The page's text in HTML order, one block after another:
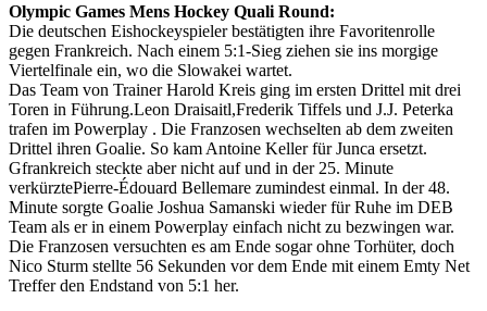
Olympic Games Mens Hockey Quali Round:
Die deutschen Eishockeyspieler bestätigten ihre Favoritenrolle
gegen Frankreich. Nach einem 5:1-Sieg ziehen sie ins morgige
Viertelfinale ein, wo die Slowakei wartet.
Das Team von Trainer Harold Kreis ging im ersten Drittel mit drei
Toren in Führung.Leon Draisaitl,Frederik Tiffels und J.J. Peterka
trafen im Powerplay . Die Franzosen wechselten ab dem zweiten
Drittel ihren Goalie. So kam Antoine Keller für Junca ersetzt.
Gfrankreich steckte aber nicht auf und in der 25. Minute
verkürztePierre-Édouard Bellemare zumindest einmal. In der 48.
Minute sorgte Goalie Joshua Samanski wieder für Ruhe im DEB
Team als er in einem Powerplay einfach nicht zu bezwingen war.
Die Franzosen versuchten es am Ende sogar ohne Torhüter, doch
Nico Sturm stellte 56 Sekunden vor dem Ende mit einem Emty Net
Treffer den Endstand von 5:1 her.